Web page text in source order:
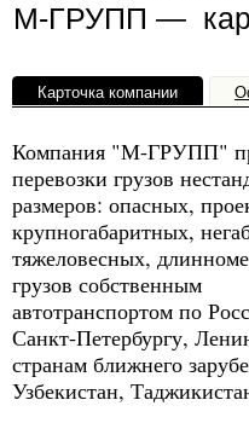
М-ГРУПП —
Карточка компании
Компания "М-ГРУПП"
перевозки грузов
размеров: опасных,
крупногабаритных,
тяжеловесных,
грузов собственным
автотранспортом по
Санкт-Петербургу,
странам ближнего
Узбекистан,